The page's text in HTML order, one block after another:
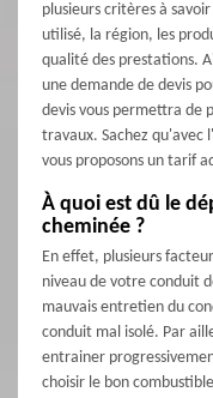
plusieurs critères à
utilisé, la région, les
qualité des prestations.
une demande de devis
devis vous permettra de
travaux. Sachez qu'avec
vous proposons un tarif
À quoi est dû le
cheminée ?
En effet, plusieurs
niveau de votre conduit
mauvais entretien du
conduit mal isolé. Par
entrainer
choisir le bon